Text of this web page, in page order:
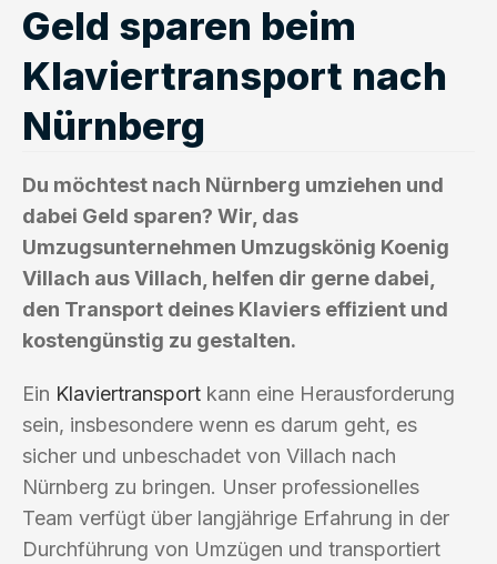
Geld sparen beim
Klaviertransport nach
Nürnberg
Du möchtest nach Nürnberg umziehen und
dabei Geld sparen? Wir, das
Umzugsunternehmen Umzugskönig Koenig
Villach aus Villach, helfen dir gerne dabei,
den Transport deines Klaviers effizient und
kostengünstig zu gestalten.
Ein Klaviertransport kann eine Herausforderung
sein, insbesondere wenn es darum geht, es
sicher und unbeschadet von Villach nach
Nürnberg zu bringen. Unser professionelles
Team verfügt über langjährige Erfahrung in der
Durchführung von Umzügen und transportiert